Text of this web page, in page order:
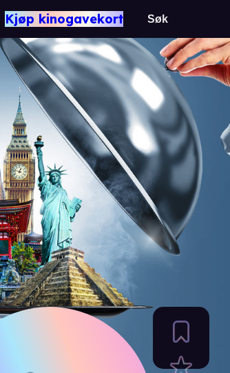
Kjøp kinogavekort